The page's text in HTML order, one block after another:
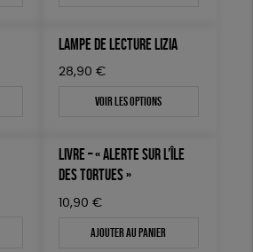
LAMPE DE LECTURE LIZIA
28,90 €
Voir les options
LIVRE – « ALERTE SUR L’ÎLE
DES TORTUES »
10,90 €
Ajouter au panier